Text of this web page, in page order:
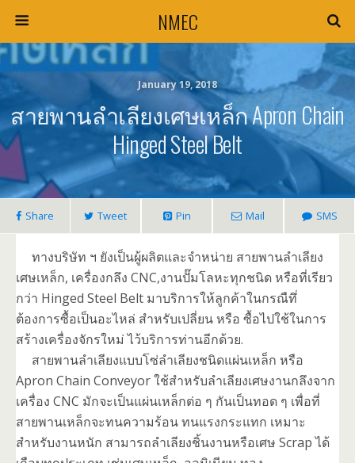
NMEC
January 19, 2018
สายพานลำเลียงเศษเหล็ก Apron Chain
Hinged Steel Belt
Share Tweet Pin Mail SMS
ทางบริษัท ฯ ยังเป็นผู้ผลิตและจำหน่าย สายพานลำเลียง
เศษเหล็ก, เครื่องกลึง CNC,งานปั๊มโลหะทุกชนิด หรือที่เรียว
กว่า Hinged Steel Belt มาบริการให้ลูกค้าในกรณืทึ่
ต้องการซื้อเป็นอะไหล่ สำหรับเปลี่ยน หรือ ซื้อไปใช้ในการ
สร้างเครื่องจักรใหม่ ไว้บริการท่านอีกด้วย.
สายพานลำเลียงแบบโซ่ลำเลียงชนิดแผ่นเหล็ก หรือ
Apron Chain Conveyor ใช้สำหรับลำเลียงเศษงานกลึงจาก
เครื่อง CNC มักจะเป็นแผ่นเหล็กต่อ ๆ กันเป็นทอด ๆ เพื่อที่
สายพานเหล็กจะทนความร้อน ทนแรงกระแทก เหมาะ
สำหรับงานหนัก สามารถลำเลียงชิ้นงานหรือเศษ Scrap ได้